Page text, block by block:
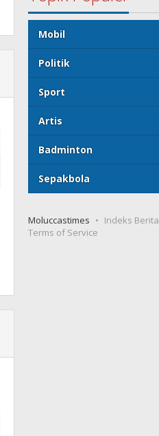
Mobil
Politik
Sport
Artis
Badminton
Sepakbola
Moluccastimes
Indeks Berita
Terms of Service